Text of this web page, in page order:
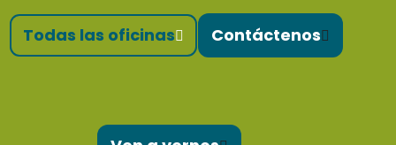
Todas las oficinas Contáctenos